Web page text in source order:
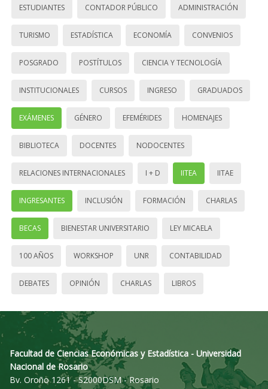
ESTUDIANTES CONTADOR PÚBLICO ADMINISTRACIÓN
TURISMO ESTADÍSTICA ECONOMÍA CONVENIOS
POSGRADO POSTÍTULOS CIENCIA Y TECNOLOGÍA
INSTITUCIONALES CURSOS INGRESO GRADUADOS
EXÁMENES GÉNERO EFEMÉRIDES HOMENAJES
BIBLIOTECA DOCENTES NODOCENTES
RELACIONES INTERNACIONALES I + D IITEA IITAE
INGRESANTES INCLUSIÓN FORMACIÓN CHARLAS
BECAS BIENESTAR UNIVERSITARIO LEY MICAELA
100 AÑOS WORKSHOP UNR CONTABILIDAD
DEBATES OPINIÓN CHARLAS LIBROS
Facultad de Ciencias Económicas y Estadística - Universidad
Nacional de Rosario
Bv. Oroño 1261 - S2000DSM - Rosario